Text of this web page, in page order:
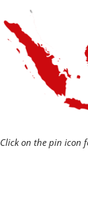
Click on the pin icon